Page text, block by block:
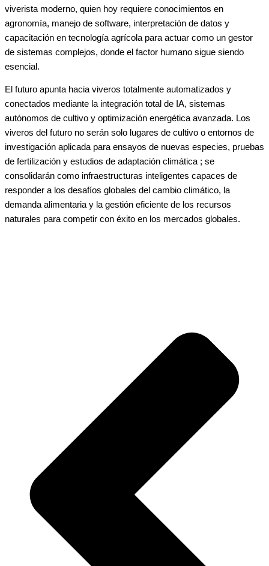
viverista moderno, quien hoy requiere conocimientos en
agronomía, manejo de software, interpretación de datos y
capacitación en tecnología agrícola para actuar como un gestor
de sistemas complejos, donde el factor humano sigue siendo
esencial.
El futuro apunta hacia viveros totalmente automatizados y
conectados mediante la integración total de IA, sistemas
autónomos de cultivo y optimización energética avanzada. Los
viveros del futuro no serán solo lugares de cultivo o entornos de
investigación aplicada para ensayos de nuevas especies, pruebas
de fertilización y estudios de adaptación climática ; se
consolidarán como infraestructuras inteligentes capaces de
responder a los desafíos globales del cambio climático, la
demanda alimentaria y la gestión eficiente de los recursos
naturales para competir con éxito en los mercados globales.